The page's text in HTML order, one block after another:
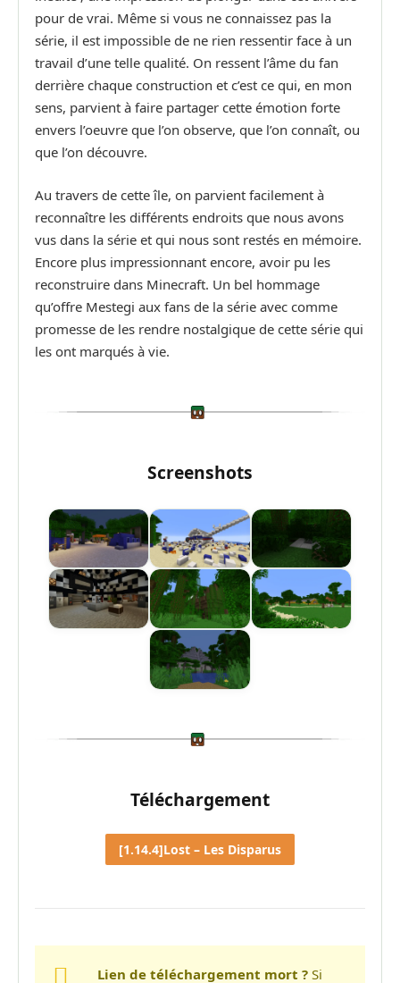
pour de vrai. Même si vous ne connaissez pas la
série, il est impossible de ne rien ressentir face à un
travail d’une telle qualité. On ressent l’âme du fan
derrière chaque construction et c’est ce qui, en mon
sens, parvient à faire partager cette émotion forte
envers l’oeuvre que l’on observe, que l’on connaît, ou
que l’on découvre.
Au travers de cette île, on parvient facilement à
reconnaître les différents endroits que nous avons
vus dans la série et qui nous sont restés en mémoire.
Encore plus impressionnant encore, avoir pu les
reconstruire dans Minecraft. Un bel hommage
qu’offre Mestegi aux fans de la série avec comme
promesse de les rendre nostalgique de cette série qui
les ont marqués à vie.
Screenshots
Téléchargement
[1.14.4]Lost – Les Disparus
Lien de téléchargement mort ? Si